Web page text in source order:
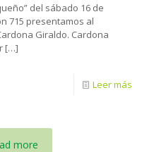
del sábado 16 de
715 presentamos al
Giraldo. Cardona
[…]
Leer más
more